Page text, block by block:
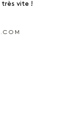
très vite !